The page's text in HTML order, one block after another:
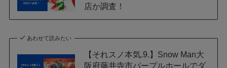
店か調査！
あわせて読みたい
【それスノ本気.9.】Snow Man大
阪府藤井寺市パープルホールでダ